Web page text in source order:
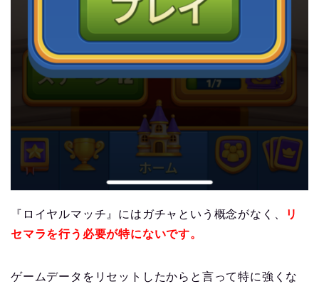
『ロイヤルマッチ』にはガチャという概念がなく、
リ
セマラを行う必要が特にないです。
ゲームデータをリセットしたからと言って特に強くな